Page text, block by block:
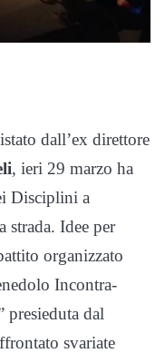
dall’ex direttore
, ieri 29 marzo ha
Disciplini a
strada. Idee per
organizzato
Incontra-
dal
svariate